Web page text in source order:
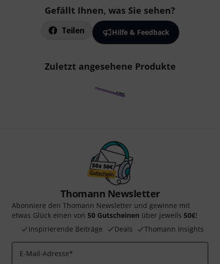
Gefällt Ihnen, was Sie sehen?
Teilen Hilfe & Feedback
Zuletzt angesehene Produkte
Thomann Newsletter
Abonniere den Thomann Newsletter und gewinne mit
etwas Glück einen von 50 Gutscheinen über jeweils 50€!
Inspirierende Beiträge
Deals Thomann Insights
E-Mail-Adresse*